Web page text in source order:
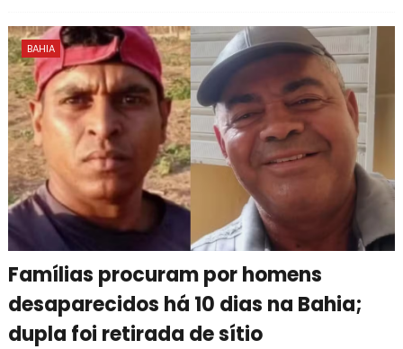
BAHIA
Famílias procuram por homens
desaparecidos há 10 dias na Bahia;
dupla foi retirada de sítio